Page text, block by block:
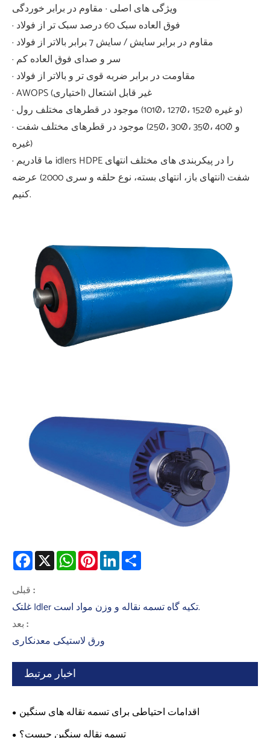
ویژگی های اصلی · مقاوم در برابر خوردگی
· فوق العاده سبک 60 درصد سبک تر از فولاد
· مقاوم در برابر سایش / سایش 7 برابر بالاتر از فولاد
· سر و صدای فوق العاده کم
· مقاومت در برابر ضربه قوی تر و بالاتر از فولاد
· AWOPS غیر قابل اشتعال (اختیاری)
· موجود در قطرهای مختلف رول (101Ø، 127Ø، 152Ø و غیره)
· موجود در قطرهای مختلف شفت (25Ø، 30Ø، 35Ø، 40Ø و
غیره)
· ما قادریم idlers HDPE را در پیکربندی های مختلف انتهای
شفت (انتهای باز، انتهای بسته، نوع حلقه و سری 2000) عرضه
کنیم.
Facebook WhatsAppPinterestLinkedIn
قبلی :
غلتک Idler تکیه گاه تسمه نقاله و وزن مواد است.
بعد :
ورق لاستیکی معدنکاری
اخبار مرتبط
اقدامات احتیاطی برای تسمه نقاله های سنگین